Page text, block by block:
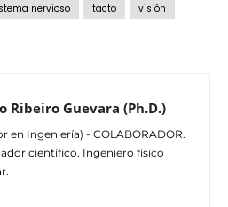
nervioso tacto visión
Ribeiro Guevara (Ph.D.)
en Ingeniería) - COLABORADOR.
científico. Ingeniero físico